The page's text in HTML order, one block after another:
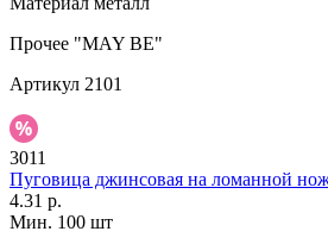
Прочее "MAY BE"
Артикул 2101
3011
Пуговица джинсовая на ломанной
4.31 р.
Мин. 100 шт